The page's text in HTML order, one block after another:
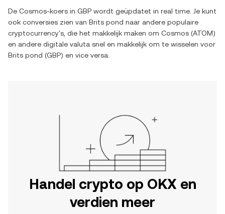
De Cosmos-koers in GBP wordt geüpdatet in real time. Je kunt
ook conversies zien van Brits pond naar andere populaire
cryptocurrency's, die het makkelijk maken om Cosmos (ATOM)
en andere digitale valuta snel en makkelijk om te wisselen voor
Brits pond (GBP) en vice versa.
Handel crypto op OKX en
verdien meer